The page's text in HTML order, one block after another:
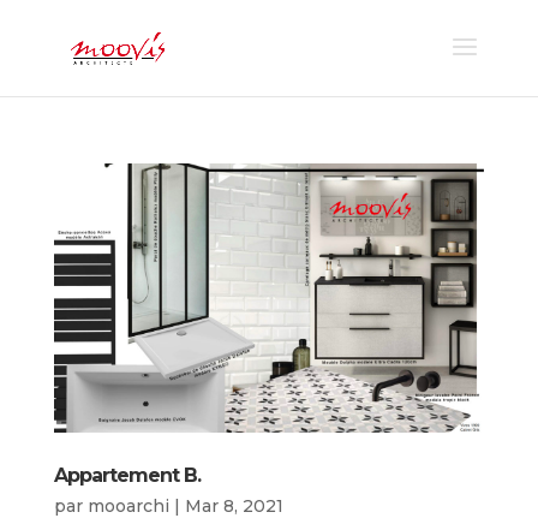
Appartement B.
par mooarchi | Mar 8, 2021